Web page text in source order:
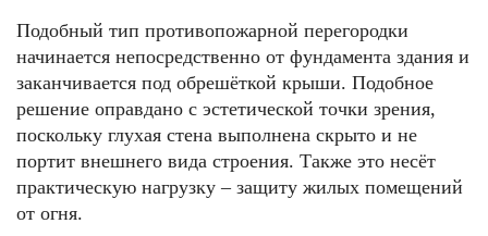
Подобный тип противопожарной перегородки
начинается непосредственно от фундамента здания и
заканчивается под обрешёткой крыши. Подобное
решение оправдано с эстетической точки зрения,
поскольку глухая стена выполнена скрыто и не
портит внешнего вида строения. Также это несёт
практическую нагрузку – защиту жилых помещений
от огня.